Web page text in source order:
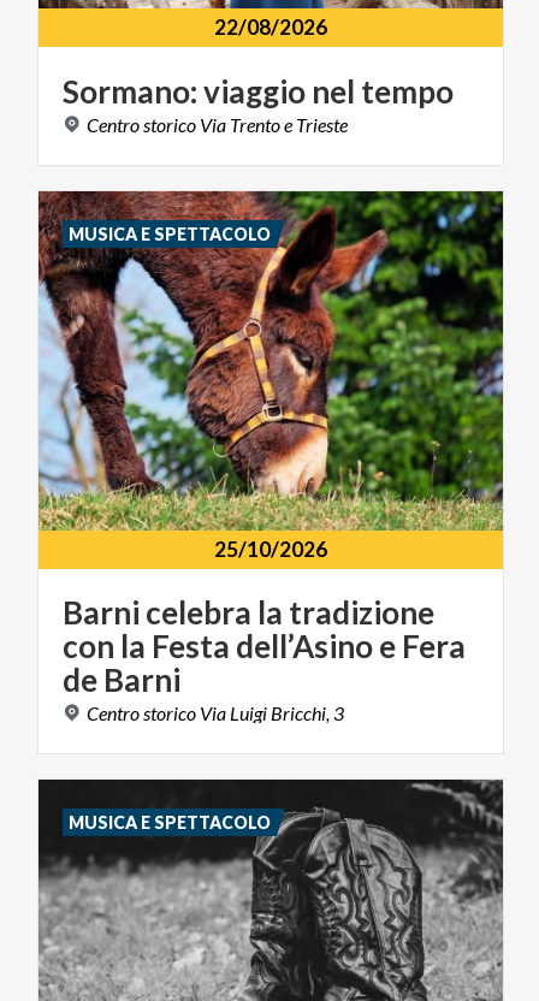
22/08/2026
Sormano:viaggio nel tempo
Centro storico Via Trentoe Trieste
25/10/2026
Barni celebra la tradizione
con la Festa dell’Asino e Fera
de Barni
Centrostorico Via Luigi Bricchi,3
MUSICA E SPETTACOLO
MUSICA E SPETTACOLO